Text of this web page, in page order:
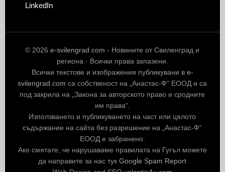
LinkedIn
© 2026e-svilengrad.com - Новините от Свиленград и
региона · Всички права запазени.
Всички текстове и изображения публикувани в e-
svilengrad.com са собственост на „Анастас-Ф“ ЕООД и са
под закрила на „Закона за авторското право и сродните
им права“.
Използването и публикуването на част или цялото
съдържание на сайта без разрешение на „Анастас-Ф“
ЕООД е забранено.
Ако смятате, че нарушаваме правилата на Гугъл можете
да направите за нас тукGoogle Spam Report